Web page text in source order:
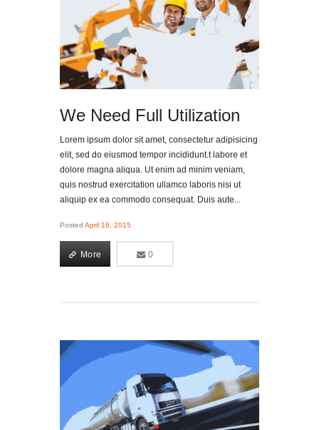
We Need Full Utilization
Lorem ipsum dolor sit amet, consectetur adipisicing
elit, sed do eiusmod tempor incididunt.t labore et
dolore magna aliqua. Ut enim ad minim veniam,
quis nostrud exercitation ullamco laboris nisi ut
aliquip ex ea commodo consequat. Duis aute...
Posted April 16, 2015
More
More 0